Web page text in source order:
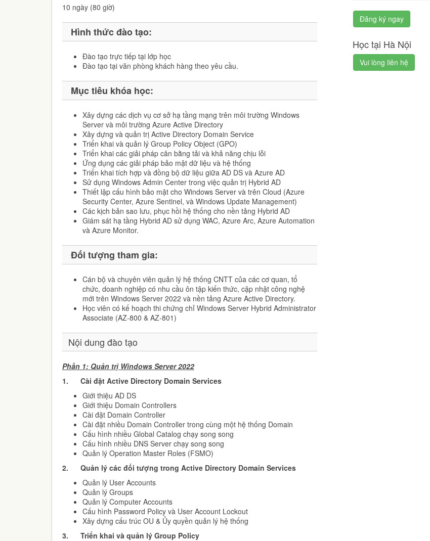
10 ngày (80 giờ)
Hình thức đào tạo:
Đào tạo trực tiếp tại lớp học
Đào tạo tại văn phòng khách hàng theo yêu cầu.
Mục tiêu khóa học:
Xây dựng các dịch vụ cơ sở hạ tầng mạng trên môi trường Windows
Server và môi trường Azure Active Directory
Xây dựng và quản trị Active Directory Domain Service
Triển khai và quản lý Group Policy Object (GPO)
Triển khai các giải pháp cân bằng tải và khả năng chịu lỗi
Ứng dụng các giải pháp bảo mật dữ liệu và hệ thống
Triển khai tích hợp và đồng bộ dữ liệu giữa AD DS và Azure AD
Sử dụng Windows Admin Center trong việc quản trị Hybrid AD
Thiết lập cấu hình bảo mật cho Windows Server và trên Cloud (Azure
Security Center, Azure Sentinel, và Windows Update Management)
Các kịch bản sao lưu, phục hồi hệ thống cho nền tảng Hybrid AD
Giám sát hạ tầng Hybrid AD sử dụng WAC, Azure Arc, Azure Automation
và Azure Monitor.
Đối tượng tham gia:
Cán bộ và chuyên viên quản lý hệ thống CNTT của các cơ quan, tổ
chức, doanh nghiệp có nhu cầu ôn tập kiến thức, cập nhật công nghệ
mới trên Windows Server 2022 và nền tảng Azure Active Directory.
Học viên có kế hoạch thi chứng chỉ Windows Server Hybrid Administrator
Associate (AZ-800 & AZ-801)
Nội dung đào tạo
Phần 1: Quản trị Windows Server 2022
1. Cài đặt Active Directory Domain Services
Giới thiệu AD DS
Giới thiệu Domain Controllers
Cài đặt Domain Controller
Cài đặt nhiều Domain Controller trong cùng một hệ thống Domain
Cấu hình nhiều Global Catalog chạy song song
Cấu hình nhiều DNS Server chạy song song
Quản lý Operation Master Roles (FSMO)
2. Quản lý các đối tượng trong Active Directory Domain Services
Quản lý User Accounts
Quản lý Groups
Quản lý Computer Accounts
Cấu hình Password Policy và User Account Lockout
Xây dựng cấu trúc OU & Ủy quyền quản lý hệ thống
3. Triển khai và quản lý Group Policy
Đăng ký ngay
Học tại Hà Nội
Vui lòng liên hệ